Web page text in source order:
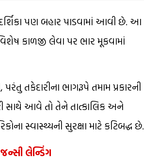
પણ બહાર પાડવામાં આવી છે. આ
કાળજી લેવા પર ભાર મૂકવામાં
તકેદારીના ભાગરૂપે તમામ પ્રકારની
સાથે આવે તો તેને તાત્કાલિક અને
સ્વાસ્થ્યની સુરક્ષા માટે કટિબદ્ધ છે.
લેન્ડિંગ